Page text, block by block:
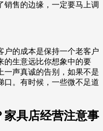
销售的边缘，一定要马上调
户的成本是保持一个老客户
的生意远比你想象中的要
一声真诚的告别，如果不是
口。有时候，一些微不足道
家具店经营注意事